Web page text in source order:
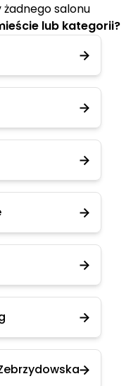
salonu
lub kategorii?